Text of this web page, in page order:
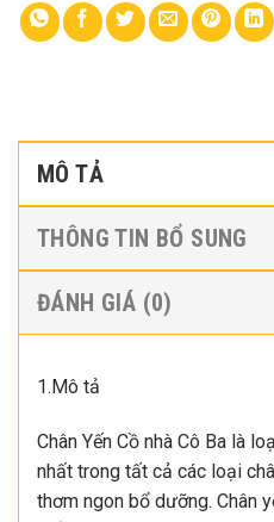
MÔ TẢ
THÔNG TIN BỔ SUNG
ĐÁNH GIÁ (0)
1.Mô tả
Chân Yến Cồ nhà Cô Ba là
nhất trong tất cả các loại
thơm ngon bổ dưỡng. Chân